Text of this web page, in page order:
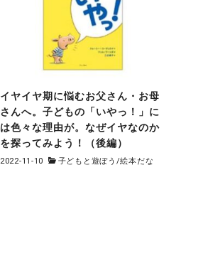
イヤイヤ期に悩むお父さん・お母
さんへ。子どもの「いやっ！」に
は色々な理由が。なぜイヤなのか
を探ってみよう！（後編）
2022-11-10 子どもと遊ぼう /絵本だな